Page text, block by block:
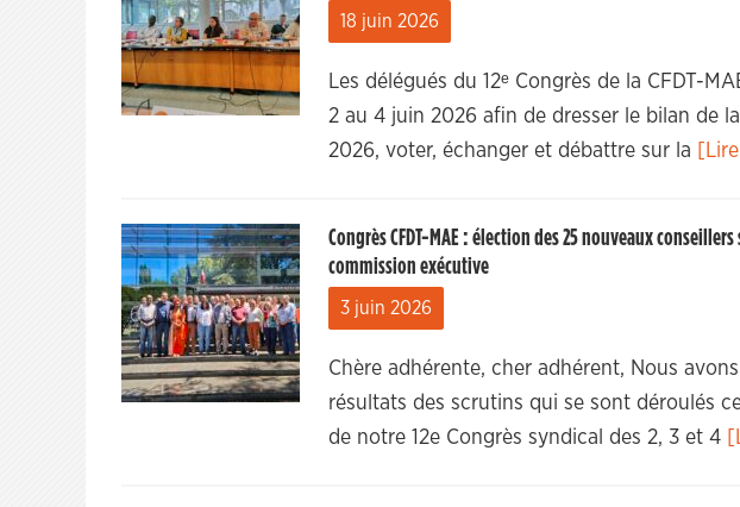
18 juin 2026
Les délégués du 12ᵉ Congrès de la CFDT-
2 au 4 juin 2026 afin de dresser le bilan de
2026, voter, échanger et débattre sur la
Congrès CFDT-MAE : élection des 25 nouveaux
commission exécutive
3 juin 2026
Chère adhérente, cher adhérent, Nous
résultats des scrutins qui se sont déroulés
de notre 12e Congrès syndical des 2, 3 et 4